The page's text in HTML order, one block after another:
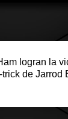
logran la
de Jarrod